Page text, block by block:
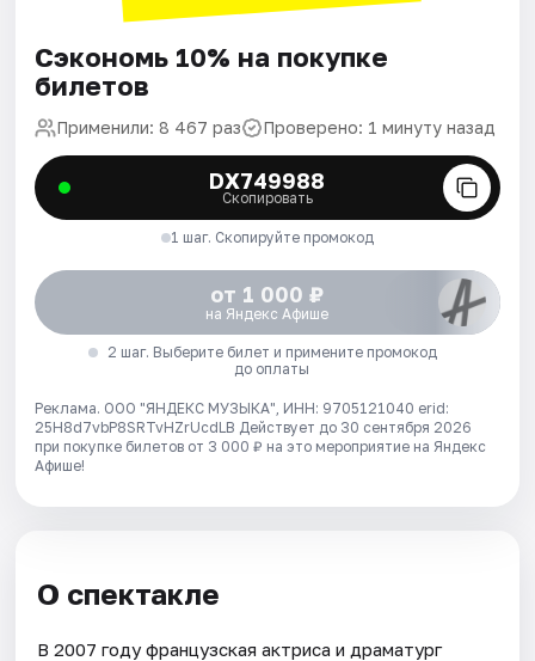
Сэкономь 10% на покупке
билетов
Применили: 8 467 раз Проверено: 1 минуту назад
DX749988
Скопировать
1 шаг. Скопируйте промокод
от 1 000 ₽
на Яндекс Афише
2 шаг. Выберите билет и примените промокод
до оплаты
Реклама. ООО "ЯНДЕКС МУЗЫКА", ИНН: 9705121040 erid:
25H8d7vbP8SRTvHZrUcdLB Действует до 30 сентября 2026
при покупке билетов от 3 000 ₽ на это мероприятие на Яндекс
Афише!
О спектакле
В 2007 году французская актриса и драматург